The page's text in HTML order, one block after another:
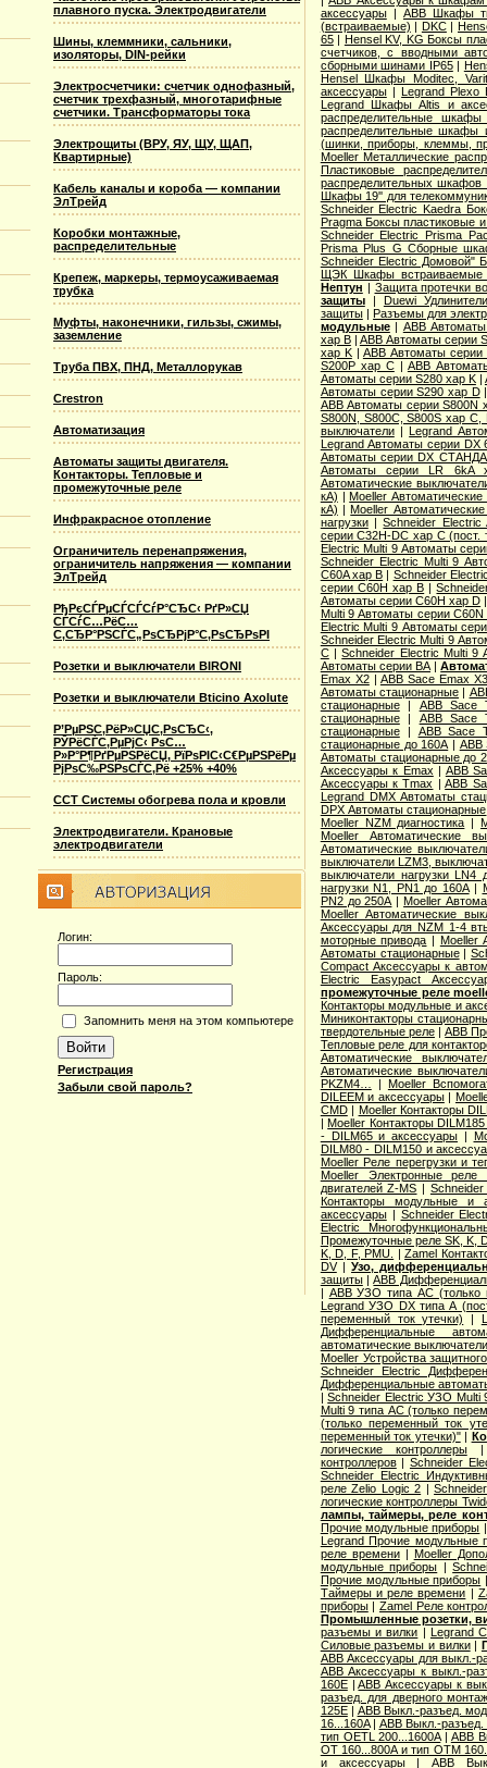
плавного пуска. Электродвигатели
Шины, клеммники, сальники,
изоляторы, DIN-рейки
Электросчетчики: счетчик однофазный,
счетчик трехфазный, многотарифные
счетчики. Трансформаторы тока
Электрощиты (ВРУ, ЯУ, ЩУ, ЩАП,
Квартирные)
Кабель каналы и короба — компании
ЭлТрейд
Коробки монтажные,
распределительные
Крепеж, маркеры, термоусаживаемая
трубка
Муфты, наконечники, гильзы, сжимы,
заземление
Труба ПВХ, ПНД, Металлорукав
Crestron
Автоматизация
Автоматы защиты двигателя.
Контакторы. Тепловые и
промежуточные реле
Инфракрасное отопление
Ограничитель перенапряжения,
ограничитель напряжения — компании
ЭлТрейд
РђРєСЃРµСЃСЃСѓР°СЂС‹ РґР»СЏ
СЃСѓС…РёС…
С‚СЂР°РЅСЃС„РѕСЂРјР°С‚РѕСЂРѕРІ
Розетки и выключатели BIRONI
Розетки и выключатели Bticino Axolute
Р’РµРЅС‚РёР»СЏС‚РѕСЂС‹,
РЎРёСЃС‚РµРјС‹ РѕС…
Р»Р°Р¶РґРµРЅРёСЏ, РїРѕРІС‹С€РµРЅРёРµ
РјРѕС‰РЅРѕСЃС‚Рё +25% +40%
ССТ Системы обогрева пола и кровли
Электродвигатели. Крановые
электродвигатели
Логин:
Пароль:
Запомнить меня на этом компьютере
Регистрация
Забыли свой пароль?
аксессуары| ABB Шкафы
(встраиваемые) | DKC|
65| Hensel KV, KG Боксы
счетчиков, с вводными
сборными шинами IP65|
Hensel Шкафы Moditec,
аксессуары|Legrand Plexo
Legrand Шкафы Altis и
распределительные
распределительные
(шинки, приборы, клеммы,
Moeller Металлические
Пластиковые
распределительных
Шкафы 19'' для
Schneider Electric Kaedra
Pragma Боксы пластиковые
Schneider Electric Prisma
Prisma Plus G Сборные
Schneider Electric Домовой"
ЩЭК Шкафы встраиваемые
Нептун | Защита протечки
защиты| Duewi
защиты|Разъемы для
модульные| ABB
хар B| ABB Автоматы серии
хар K| ABB Автоматы серии
S200P хар C| ABB
Автоматы серии S280 хар K|
Автоматы серии S290 хар D
ABB Автоматы серии S800N
S800N, S800C, S800S хар С,
выключатели|Legrand
Legrand Автоматы серии DX
Автоматы серии DX
Автоматы серии LR 6kA
Автоматические
кА) |Moeller
кА) |Moeller
нагрузки|Schneider
серии C32H-DC хар C (пост.
Electric Multi 9 Автоматы
Schneider Electric Multi 9
C60A хар B | Schneider
серии C60H хар B |
Автоматы серии C60H хар D
Multi 9 Автоматы серии C60N
Electric Multi 9 Автоматы
Schneider Electric Multi 9
С|Schneider Electric Multi
Автоматы серии ВА |
Emax X2| ABB Sace Emax X3
Автоматы стационарные |
стационарные| ABB Sace
стационарные| ABB Sace
стационарные| ABB Sace
стационарные до 160А | ABB
Автоматы стационарные до
Аксессуары к Emax | ABB
Аксессуары к Tmax |ABB
Legrand DMX Автоматы
DPX Автоматы стационарные
Moeller NZM диагностика |
Moeller Автоматические
Автоматические
выключатели LZM3,
выключатели нагрузки LN4
нагрузки N1, PN1 до 160А|
PN2 до 250А |Moeller
Moeller Автоматические
Аксессуары для NZM 1-4
моторные привода | Moeller
Автоматы стационарные|
Compact Аксессуары к
Electric Easypact
промежуточные реле
Контакторы модульные и
Миниконтакторы
твердотельные реле|ABB
Тепловые реле для
Автоматические
Автоматические
PKZM4…
| Moeller
DILEEM и аксессуары|
CMD| Moeller Контакторы
|Moeller Контакторы
- DILM65 и аксессуары |
DILM80 - DILM150 и
Moeller Реле перегрузки и
Moeller Электронные реле
двигателей Z-MS |
Контакторы модульные и
аксессуары| Schneider
Electric
Промежуточные реле SK, K,
K, D, F, PMU.
|Zamel
DV|Узо,
защиты|ABB
| ABB УЗО типа АС (только
Legrand УЗО DX типа А
переменный ток утечки)
|
Дифференциальные
автоматические
Moeller Устройства
Schneider Electric
Дифференциальные
|Schneider Electric УЗО Multi
Multi 9 типа АС (только
(только переменный ток
переменный ток утечки)"|
логические контроллеры
контроллеров| Schneider
Schneider Electric
реле Zelio Logic 2 |
логические контроллеры
лампы, таймеры, реле
Прочие модульные приборы
Legrand Прочие модульные
реле времени| Moeller
модульные приборы |
Прочие модульные приборы
Таймеры и реле времени |
приборы|Zamel Реле
Промышленные розетки,
разъемы и вилки | Legrand
Силовые разъемы и вилки|
ABB Аксессуары для выкл.-
ABB Аксессуары к выкл.-
160E|ABB Аксессуары к
разъед. для дверного
125E| ABB Выкл.-разъед.
16...160A| ABB Выкл.-
тип OETL 200...1600A| ABB
OT 160...800A и тип OTМ
и аксессуары|ABB